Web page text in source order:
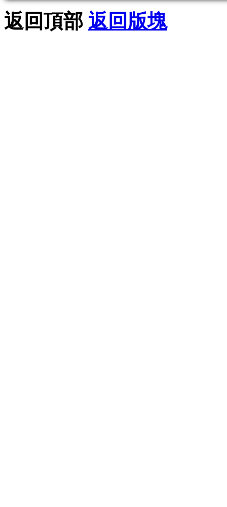
返回頂部 返回版塊